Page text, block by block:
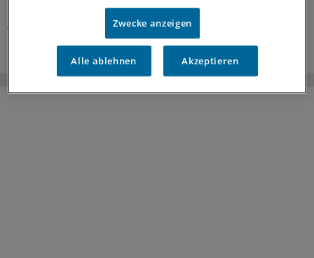
05.08.2026 Zwecke anzeigen
Alle ablehnen Akzeptieren